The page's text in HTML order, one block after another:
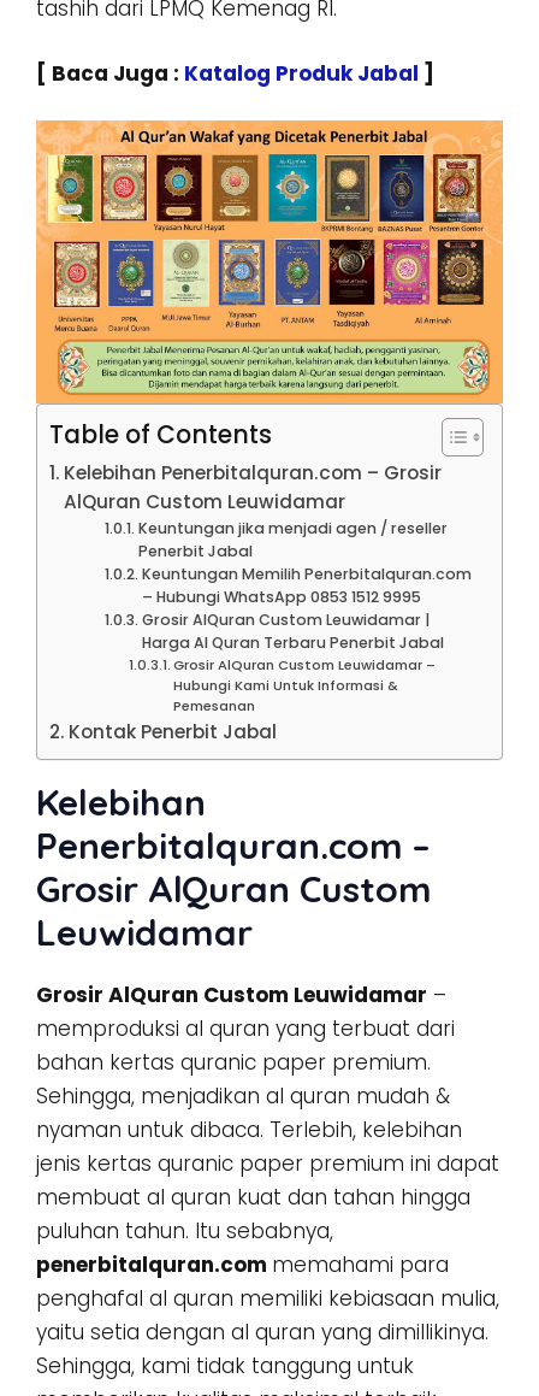
tashih dari LPMQ Kemenag RI.
[ Baca Juga : Katalog Produk Jabal ]
Table of Contents
Kelebihan Penerbitalquran.com – Grosir
AlQuran Custom Leuwidamar
Keuntungan jika menjadi agen / reseller
Penerbit Jabal
Keuntungan Memilih Penerbitalquran.com
– Hubungi WhatsApp 0853 1512 9995
Grosir AlQuran Custom Leuwidamar |
Harga Al Quran Terbaru Penerbit Jabal
Grosir AlQuran Custom Leuwidamar –
Hubungi Kami Untuk Informasi &
Pemesanan
Kontak Penerbit Jabal
Kelebihan
Penerbitalquran.com –
Grosir AlQuran Custom
Leuwidamar
Grosir AlQuran Custom Leuwidamar –
memproduksi al quran yang terbuat dari
bahan kertas quranic paper premium.
Sehingga, menjadikan al quran mudah &
nyaman untuk dibaca. Terlebih, kelebihan
jenis kertas quranic paper premium ini dapat
membuat al quran kuat dan tahan hingga
puluhan tahun. Itu sebabnya,
penerbitalquran.com memahami para
penghafal al quran memiliki kebiasaan mulia,
yaitu setia dengan al quran yang dimillikinya.
Sehingga, kami tidak tanggung untuk